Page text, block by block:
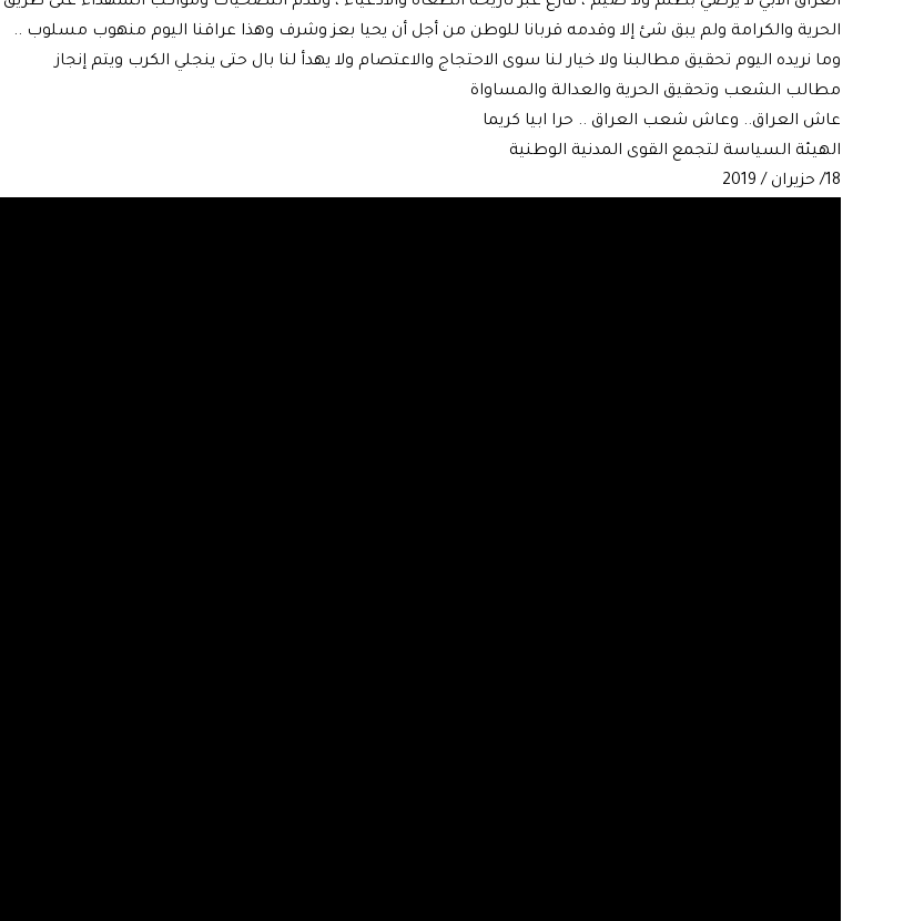
الحرية والكرامة ولم يبق شئ إلا وقدمه قربانا للوطن من أجل أن يحيا بعز وشرف وهذا عراقنا اليوم منهوب مسلوب ..
وما نريده اليوم تحقيق مطالبنا ولا خيار لنا سوى الاحتجاج والاعتصام ولا يهدأ لنا بال حتى ينجلي الكرب ويتم إنجاز
مطالب الشعب وتحقيق الحرية والعدالة والمساواة
عاش العراق.. وعاش شعب العراق .. حرا ابيا كريما
الهيئة السياسة لتجمع القوى المدنية الوطنية
18/ حزيران / 2019